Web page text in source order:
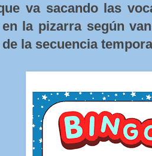
va sacando las
la pizarra según
la secuencia